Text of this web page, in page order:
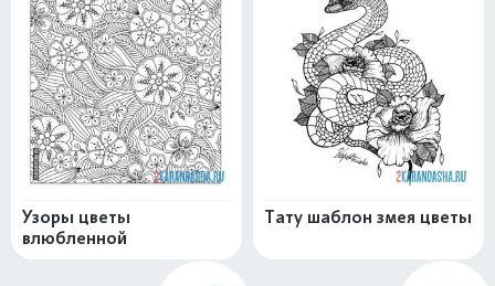
Узоры цветы
влюбленной
Тату шаблон змея цветы